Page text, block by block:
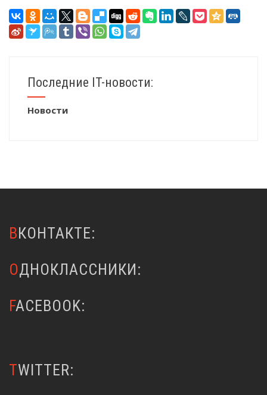
Последние IT-новости:
Новости
ВКОНТАКТЕ:
ОДНОКЛАССНИКИ:
FACEBOOK:
TWITTER: